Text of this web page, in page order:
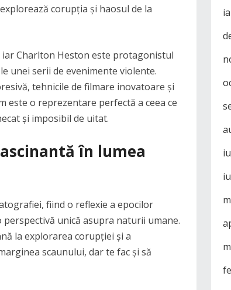
corupția și haosul de la
Charlton Heston este protagonistul
unei serii de evenimente violente.
tehnicile de filmare inovatoare și
este o reprezentare perfectă a ceea ce
și imposibil de uitat.
în lumea
fiind o reflexie a epocilor
unică asupra naturii umane.
la explorarea corupției și a
scaunului, dar te fac și să